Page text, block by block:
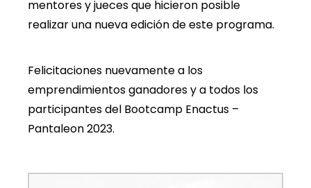
mentores y jueces que hicieron posible
realizar una nueva edición de este programa.
Felicitaciones nuevamente a los
emprendimientos ganadores y a todos los
participantes del Bootcamp Enactus –
Pantaleon 2023.